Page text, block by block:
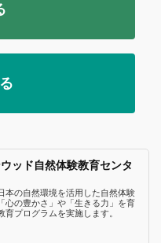
ッド自然体験教育センタ
本の自然環境を活用した自然体験
心の豊かさ」や「生きる力」を育
プログラムを実施します。